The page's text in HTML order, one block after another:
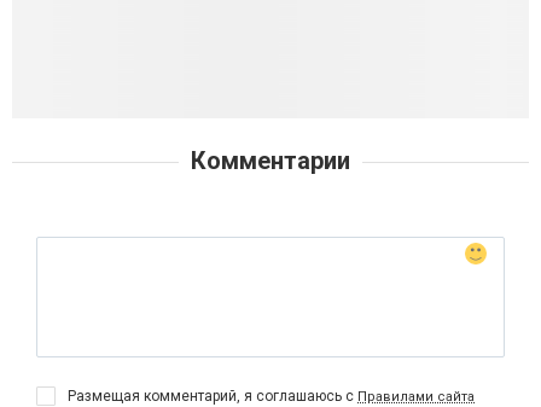
Комментарии
Размещая комментарий, я соглашаюсь с Правилами сайта